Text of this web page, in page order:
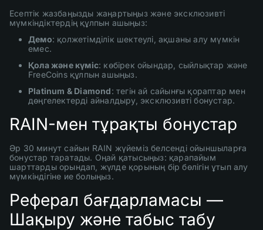
Есептік жазбаңызды жаңартыңыз және эксклюзивті
мүмкіндіктердің құлпын ашыңыз:
Демо: қолжетімділік шектеулі, ақшаны алу мүмкін
емес.
Қола және күміс: көбірек ойындар, сыйлықтар және
FreeCoins құлпын ашыңыз.
Platinum & Diamond: тегін ай сайынғы қораптар мен
дөңгелектерді айналдыру, эксклюзивті бонустар.
RAIN-мен тұрақты бонустар
Әр 30 минут сайын RAIN жүйеміз белсенді ойыншыларға
бонустар таратады. Оңай қатысыңыз: қарапайым
шарттарды орындап, жүлде қорының бір бөлігін ұтып алу
мүмкіндігіне ие болыңыз.
Реферал бағдарламасы —
Шақыру және табыс табу